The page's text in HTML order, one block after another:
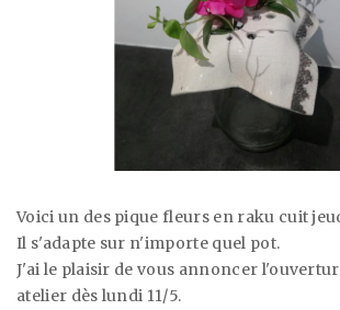
Voici un des pique fleurs en raku cuit
Il s'adapte sur n'importe quel pot.
J'ai le plaisir de vous annoncer
atelier dès lundi 11/5.